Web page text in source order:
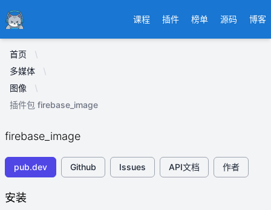
Ducafecat 课程 插件 榜单 源码 博客
首页
多媒体
图像
插件包 firebase_image
firebase_image
pub.dev Github Issues API文档 作者
安装